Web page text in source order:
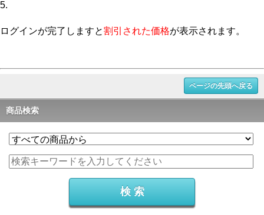
5.
ログインが完了しますと割引された価格が表示されます。
ページの先頭へ戻る
商品検索